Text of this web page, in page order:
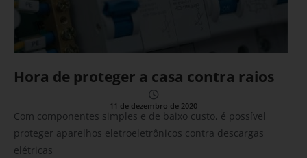
Hora de proteger a casa contra raios
11 de dezembro de 2020
Com componentes simples e de baixo custo, é possível
proteger aparelhos eletroeletrônicos contra descargas
elétricas